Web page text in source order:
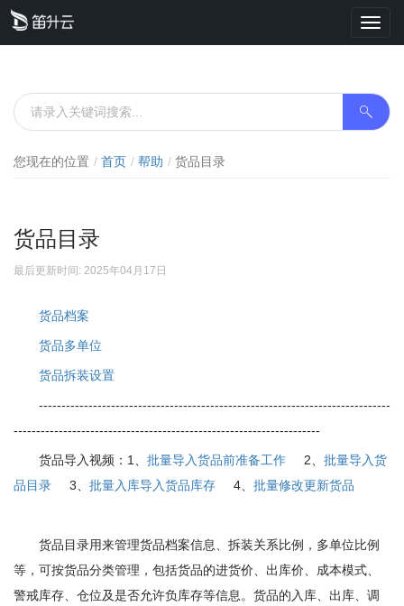
您现在的位置 首页 帮助 货品目录
货品目录
最后更新时间: 2025年04月17日
货品档案
货品多单位
货品拆装设置
------------------------------------------------------------------------------
--------------------------------------------------------------------
货品导入视频： 1、 批量导入货品前准备工作 2、 批量导入货
品目录 3、 批量入库导入货品库存 4、 批量修改更新货品
货品目录用来管理货品档案信息、拆装关系比例，多单位比例
等，可按货品分类管理，包括货品的进货价、出库价、成本模式、
警戒库存、仓位及是否允许负库存等信息。货品的入库、出库、调